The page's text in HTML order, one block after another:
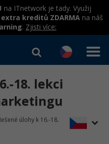
na ITnetwork je tady. Využij
extra kreditů ZDARMAna náš
. Zjisti více:
18. lekci
úlohy k 16.-18.